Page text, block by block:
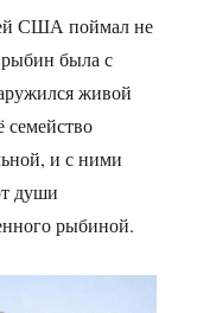
США поймал не
была с
живой
семейство
и с ними
души
рыбиной.